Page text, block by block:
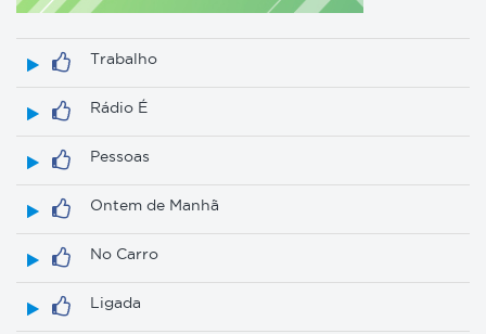
Trabalho
Rádio É
Pessoas
Ontem de Manhã
No Carro
Ligada